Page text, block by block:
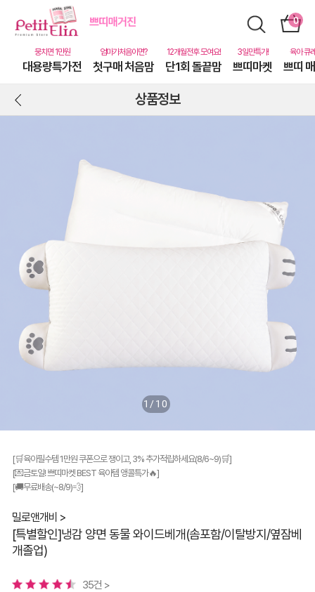
대용량특가전 첫구매 처음맘 단1회 돌끝맘 쁘띠마켓 쁘띠
상품정보
1/10
[🛒육아필수템 1만원 쿠폰으로 쟁이고, 3% 추가적립하세요(8/6~9)🛒]
[💌금토일! 쁘띠마켓 BEST 육아템 앵콜특가🔥]
[🚚무료배송(~8/9)💨]
밀로앤개비 >
[특별할인]냉감 양면 동물 와이드베개(솜포함/이탈방지/옆잠베
개졸업)
35건 >